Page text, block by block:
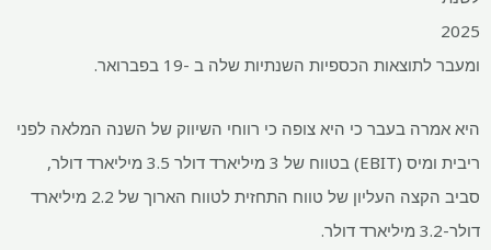
הכספיות השנתיות שלה ב -19 בפברואר.
בעבר כי היא צופה כי רווחי השיווק של השנה המלאה לפני
ריבית ומיס (EBIT) בטווח של 3 מיליארד דולר 3.5 מיליארד דולר,
סביב הקצה העליון של טווח התחזית לטווח הארוך של 2.2 מיליארד